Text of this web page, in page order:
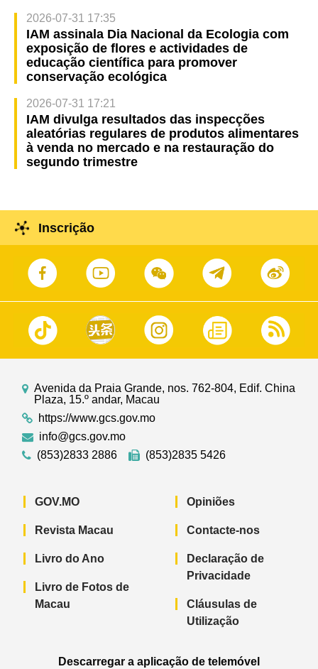
2026-07-31 17:35
IAM assinala Dia Nacional da Ecologia com
exposição de flores e actividades de
educação científica para promover
conservação ecológica
2026-07-31 17:21
IAM divulga resultados das inspecções
aleatórias regulares de produtos alimentares
à venda no mercado e na restauração do
segundo trimestre
Inscrição
Avenida da Praia Grande, nos. 762-804, Edif. China
Plaza, 15.º andar, Macau
https://www.gcs.gov.mo
info@gcs.gov.mo
(853)2833 2886
(853)2835 5426
GOV.MO
Revista Macau
Livro do Ano
Livro de Fotos de
Macau
Opiniões
Contacte-nos
Declaração de
Privacidade
Cláusulas de
Utilização
Descarregar a aplicação de telemóvel